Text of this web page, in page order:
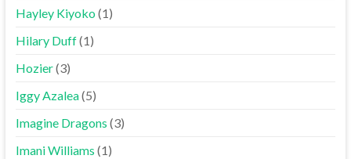
Hayley Kiyoko(1)
Hilary Duff(1)
Hozier(3)
Iggy Azalea(5)
Imagine Dragons (3)
Imani Williams (1)